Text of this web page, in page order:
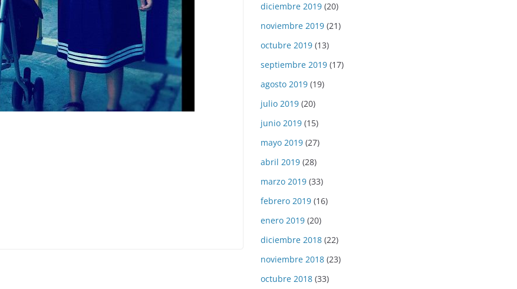
diciembre 2019 (20)
noviembre 2019 (21)
octubre 2019 (13)
septiembre 2019 (17)
agosto 2019 (19)
julio 2019 (20)
junio 2019 (15)
mayo 2019 (27)
abril 2019 (28)
marzo 2019 (33)
febrero 2019 (16)
enero 2019 (20)
diciembre 2018 (22)
noviembre 2018 (23)
octubre 2018 (33)